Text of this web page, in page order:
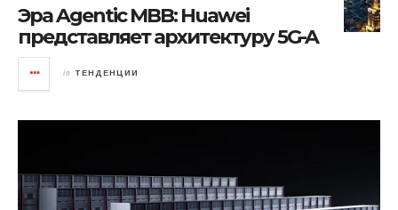
Эра Agentic MBB: Huawei
представляет архитектуру 5G-A
in ТЕНДЕНЦИИ